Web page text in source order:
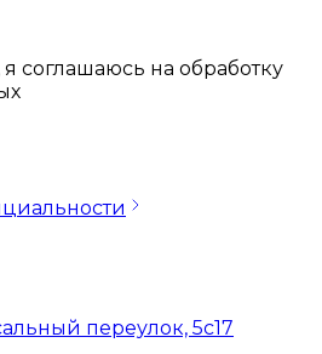
соглашаюсь на обработку
переулок, 5с17